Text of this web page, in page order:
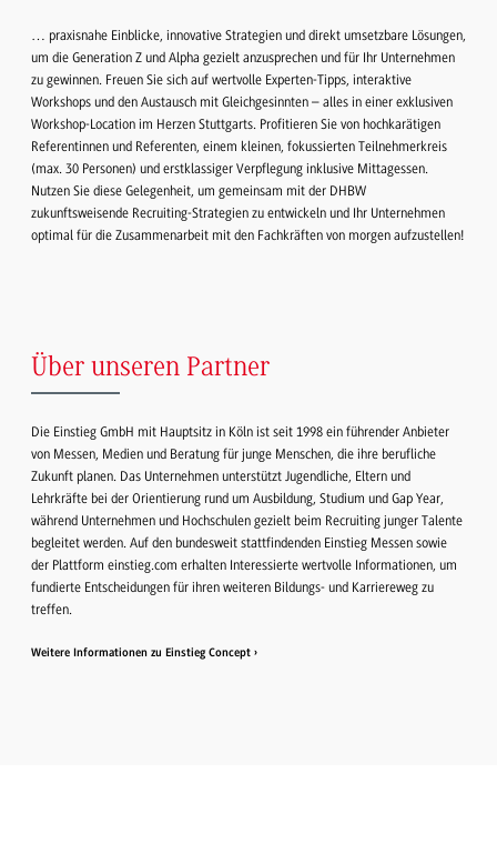
… praxisnahe Einblicke, innovative Strategien und direkt umsetzbare Lösungen,
um die Generation Z und Alpha gezielt anzusprechen und für Ihr Unternehmen
zu gewinnen. Freuen Sie sich auf wertvolle Experten-Tipps, interaktive
Workshops und den Austausch mit Gleichgesinnten – alles in einer exklusiven
Workshop-Location im Herzen Stuttgarts. Profitieren Sie von hochkarätigen
Referentinnen und Referenten, einem kleinen, fokussierten Teilnehmerkreis
(max. 30 Personen) und erstklassiger Verpflegung inklusive Mittagessen.
Nutzen Sie diese Gelegenheit, um gemeinsam mit der DHBW
zukunftsweisende Recruiting-Strategien zu entwickeln und Ihr Unternehmen
optimal für die Zusammenarbeit mit den Fachkräften von morgen aufzustellen!
Über unseren Partner
Die Einstieg GmbH mit Hauptsitz in Köln ist seit 1998 ein führender Anbieter
von Messen, Medien und Beratung für junge Menschen, die ihre berufliche
Zukunft planen. Das Unternehmen unterstützt Jugendliche, Eltern und
Lehrkräfte bei der Orientierung rund um Ausbildung, Studium und Gap Year,
während Unternehmen und Hochschulen gezielt beim Recruiting junger Talente
begleitet werden. Auf den bundesweit stattfindenden Einstieg Messen sowie
der Plattform einstieg.com erhalten Interessierte wertvolle Informationen, um
fundierte Entscheidungen für ihren weiteren Bildungs- und Karriereweg zu
treffen.
Weitere Informationen zu Einstieg Concept